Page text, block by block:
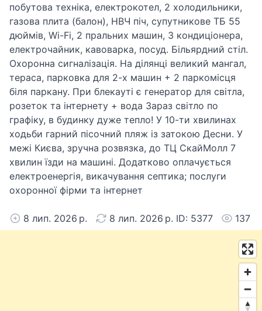
побутова техніка, електрокотел, 2 холодильники,
газова плита (балон), НВЧ піч, супутникове ТБ 55
дюймів, Wi-Fi, 2 пральних машин, 3 кондиціонера,
електрочайник, кавоварка, посуд. Більярдний стіл.
Охоронна сигналізація. На ділянці великий мангал,
тераса, парковка для 2-х машин + 2 паркомісця
біля паркану. При блекауті є генератор для світла,
розеток та інтернету + вода Зараз світло по
графіку, в будинку дуже тепло! У 10-ти хвилинах
ходьби гарний пісочний пляж із затокою Десни. У
межі Києва, зручна розвязка, до ТЦ СкайМолл 7
хвилин їзди на машині. Додатково оплачується
електроенергія, викачування септика; послуги
охоронної фірми та інтернет
8 лип. 2026 р. 8 лип. 2026 р. ID: 5377 137